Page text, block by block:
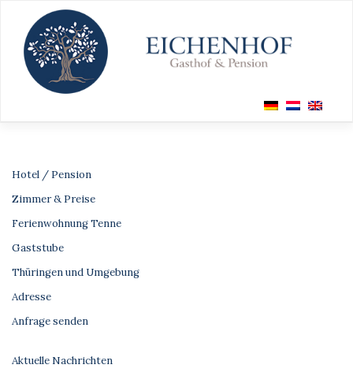
springen
Hotel / Pension
Zimmer & Preise
Ferienwohnung Tenne
Gaststube
Thüringen und Umgebung
Adresse
Anfrage senden
Aktuelle Nachrichten